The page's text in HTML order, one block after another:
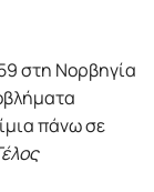
στη Νορβηγία
πάνω σε